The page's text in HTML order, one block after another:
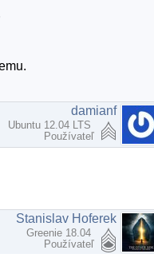
damianf
Ubuntu 12.04 LTS
Používateľ
Stanislav Hoferek
Greenie 18.04
Používateľ